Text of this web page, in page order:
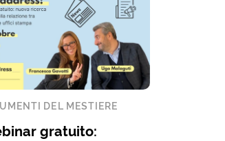
DEL MESTIERE
gratuito: